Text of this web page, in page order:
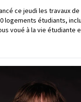
ce jeudi les travaux
logements étudiants,
voué à la vie étudiante